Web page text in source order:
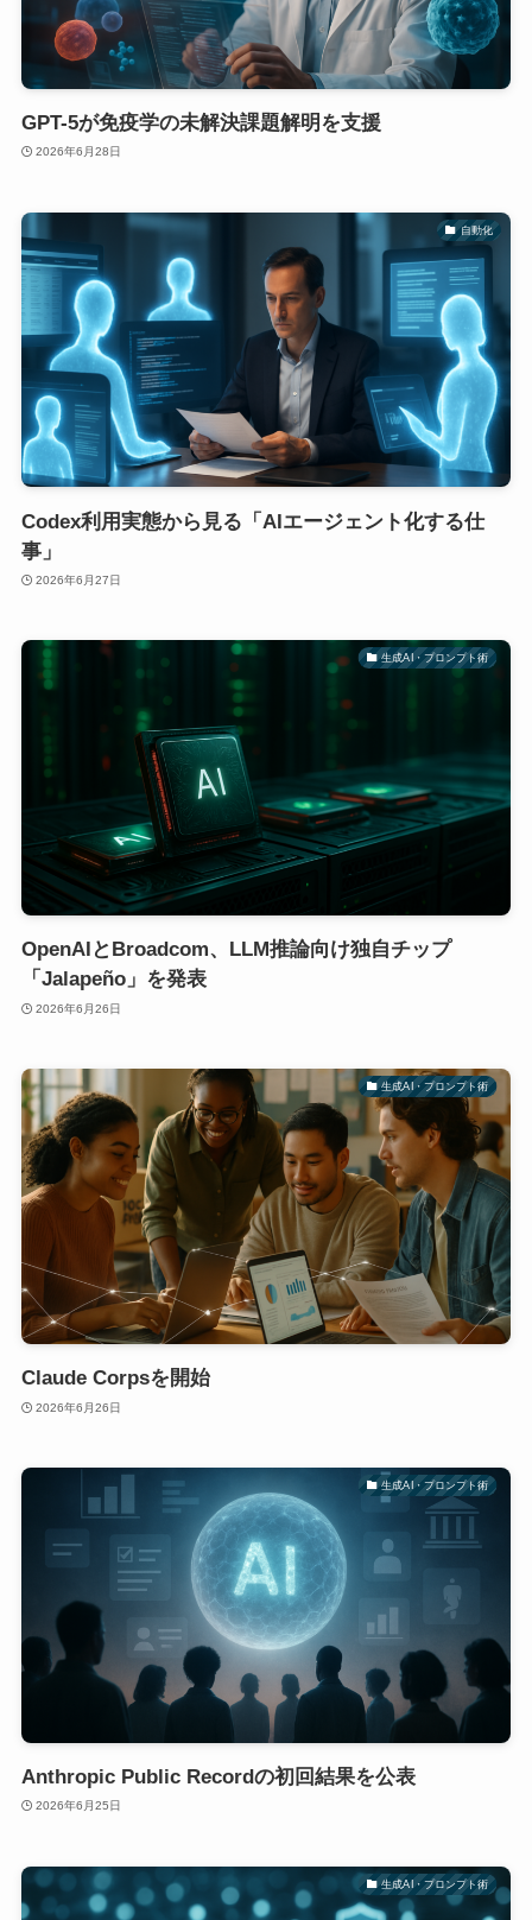
GPT-5が免疫学の未解決課題解明を支援
2026年6月28日
自動化
Codex利用実態から見る「AIエージェント化する仕
事」
2026年6月27日
生成AI・プロンプト術
OpenAIとBroadcom、LLM推論向け独自チップ
「Jalapeño」を発表
2026年6月26日
生成AI・プロンプト術
Claude Corpsを開始
2026年6月26日
生成AI・プロンプト術
Anthropic Public Recordの初回結果を公表
2026年6月25日
生成AI・プロンプト術